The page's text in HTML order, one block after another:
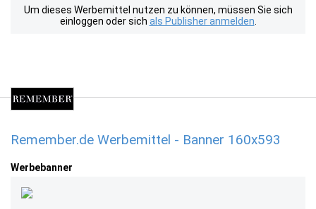
Um dieses Werbemittel nutzen zu können, müssen Sie sich
einloggen oder sich als Publisher anmelden
Remember.de Werbemittel - Banner 160x593
Werbebanner